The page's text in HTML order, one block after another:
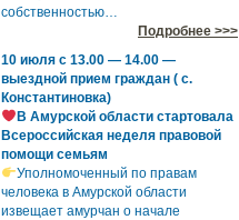
собственностью…
Подробнее >>>
10 июля с 13.00 — 14.00 —
выездной прием граждан ( с.
Константиновка)
В Амурской области стартовала
Всероссийская неделя правовой
помощи семьям
Уполномоченный по правам
человека в Амурской области
извещает амурчан о начале